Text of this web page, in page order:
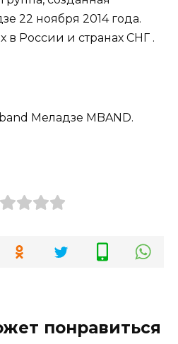
22 ноября 2014 года.
в России и странах СНГ .
Меладзе MBAND.
понравиться